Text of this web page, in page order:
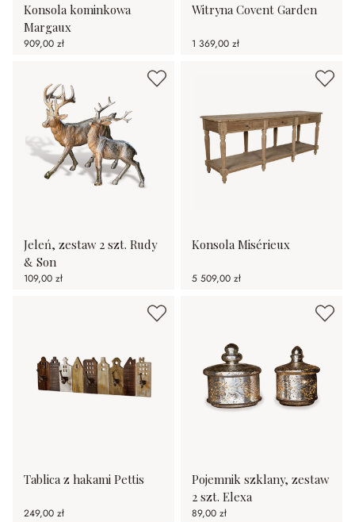
Konsola kominkowa
Margaux
909,00 zł
Witryna Covent Garden
1 369,00 zł
Jeleń, zestaw 2 szt. Rudy
& Son
109,00 zł
Konsola Misérieux
5 509,00 zł
Tablica z hakami Pettis
249,00 zł
Pojemnik szklany, zestaw
2 szt. Elexa
89,00 zł